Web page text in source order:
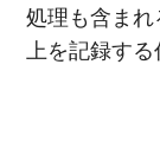
処理も含ま
上を記録する